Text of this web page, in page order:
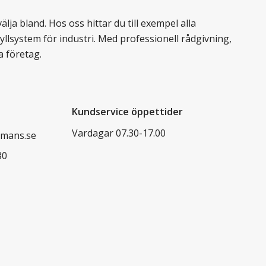
bland. Hos oss hittar du till exempel alla
för industri. Med professionell rådgivning,
företag.
Kundservice öppettider
Vardagar 07.30-17.00